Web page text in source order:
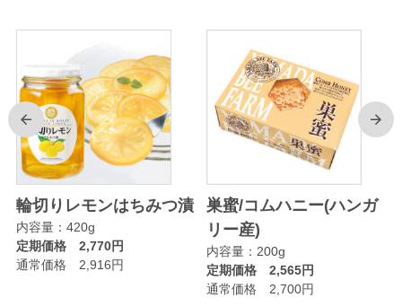
前
輪切りレモンはちみつ漬
内容量：420g
定期価格 2,770円
通常価格 2,916円
巣蜜/コムハニー(ハンガ
リー産)
内容量：200g
定期価格 2,565円
通常価格 2,700円
次